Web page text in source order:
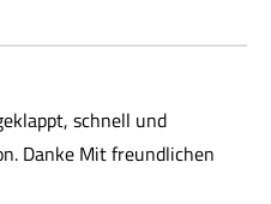
schnell und
Danke Mit freundlichen